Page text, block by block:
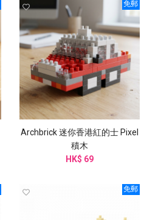
免郵
Archbrick 迷你香港紅的士 Pixel
積木
HK$ 69
免郵